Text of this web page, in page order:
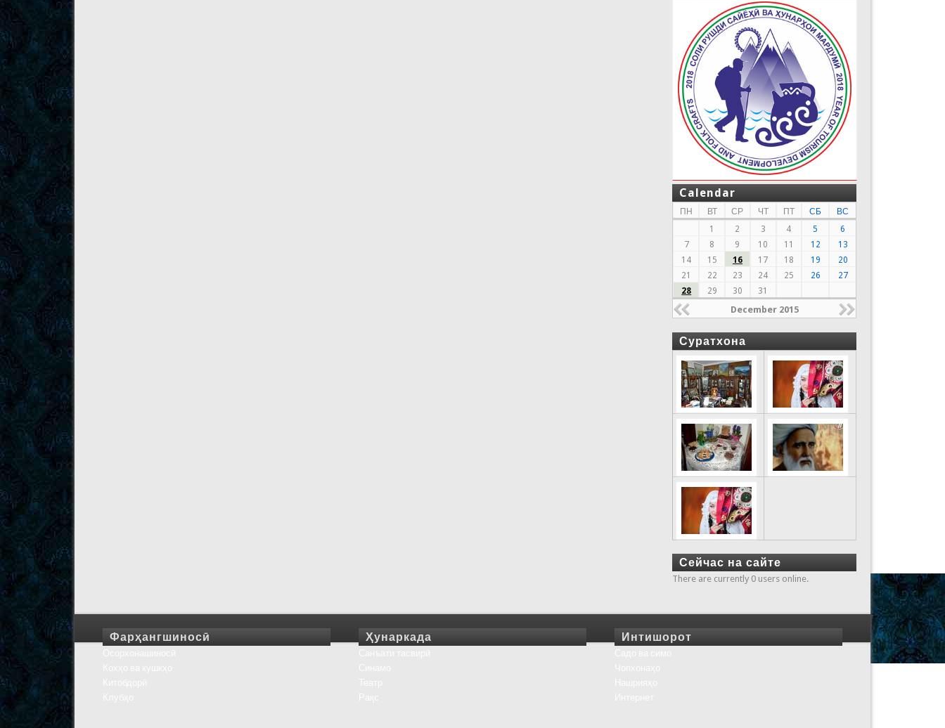
Calendar
ПН ВТ СР ЧТ ПТ СБ
ВС
1
2 3 4 5
6
7
8 9 10 11 12
13
14
15 16 17 18 19
20
21
22 23 24 25 26
27
28
29 30 31
December 2015
Суратхона
Сейчас на сайте
There are currently 0 users online.
Фарҳангшиносӣ Ҳунаркада Интишорот